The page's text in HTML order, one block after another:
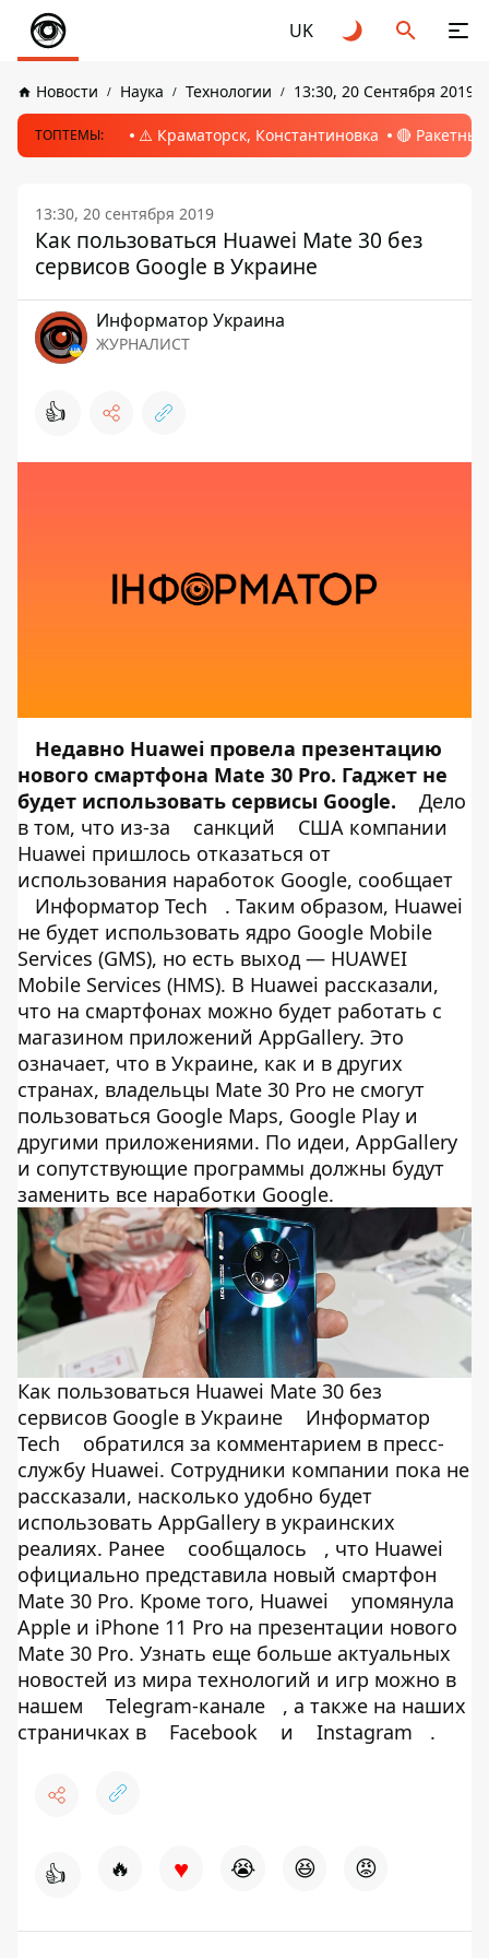
UK
Новости Наука Технологии 13:30, 20 Сентября 2019
ТОПТЕМЫ: ⚠️ Краматорск, Константиновка 🔴
13:30, 20 сентября 2019
Как пользоваться Huawei Mate 30 без
сервисов Google в Украине
Информатор Украина
ЖУРНАЛИСТ
👍
Недавно Huawei провела презентацию
нового смартфона Mate 30 Pro. Гаджет не
будет использовать сервисы Google.
Дело
в том, что из-за
санкций
США компании
Huawei пришлось отказаться от
использования наработок Google, сообщает
Информатор Tech
. Таким образом, Huawei
не будет использовать ядро Google Mobile
Services (GMS), но есть выход — HUAWEI
Mobile Services (HMS). В Huawei рассказали,
что на смартфонах можно будет работать с
магазином приложений AppGallery. Это
означает, что в Украине, как и в других
странах, владельцы Mate 30 Pro не смогут
пользоваться Google Maps, Google Play и
другими приложениями. По идеи, AppGallery
и сопутствующие программы должны будут
заменить все наработки Google.
Как пользоваться Huawei Mate 30 без
сервисов Google в Украине
Информатор
Tech
обратился за комментарием в пресс-
службу Huawei. Сотрудники компании пока не
рассказали, насколько удобно будет
использовать AppGallery в украинских
реалиях. Ранее
сообщалось
, что Huawei
официально представила новый смартфон
Mate 30 Pro. Кроме того, Huawei
упомянула
Apple и iPhone 11 Pro на презентации нового
Mate 30 Pro. Узнать еще больше актуальных
новостей из мира технологий и игр можно в
нашем
Telegram-канале
, а также на наших
страничках в
Facebook и Instagram .
👍 🔥 ♥ 😭 😆 😡